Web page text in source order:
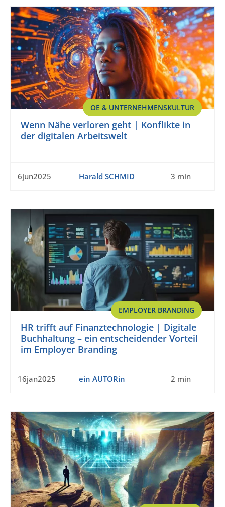
OE & UNTERNEHMENSKULTUR
Wenn Nähe verloren geht | Konflikte in
der digitalen Arbeitswelt
6jun2025 Harald SCHMID 3 min
EMPLOYER BRANDING
HR trifft auf Finanztechnologie | Digitale
Buchhaltung – ein entscheidender Vorteil
im Employer Branding
16jan2025 ein AUTORin 2 min